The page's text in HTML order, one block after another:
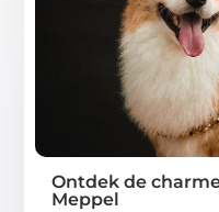
Ontdek de
Meppel